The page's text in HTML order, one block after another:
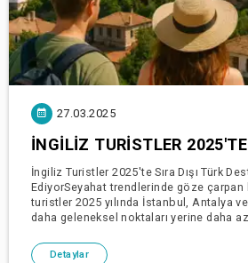
27.03.2025
İngiliz Turistler 2025'te Sıra Dışı Türk
EdiyorSeyahat trendlerinde göze
turistler 2025 yılında İstanbul, Antalya
daha geleneksel noktaları yerine daha
Detaylar